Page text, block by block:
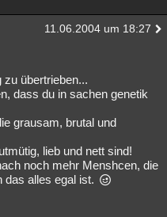
11.06.2004 um 18:27
übertrieben...
dass du in sachen genetik
grausam, brutal und
lieb und nett sind!
noch mehr Menshcen, die
das alles egal ist.